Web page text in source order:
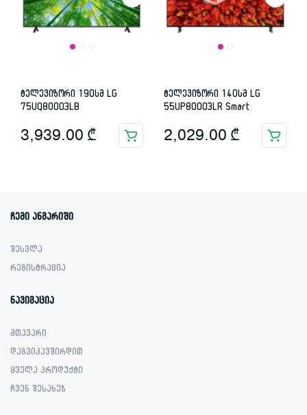
ტელევიზორი 190სმ LG
75UQ80003LB
3,939.00 ₾
ტელევიზორი 140სმ LG
55UP80003LR Smart
2,029.00 ₾
ჩემი ანგარიში
შესვლა
რეგისტრაცია
ნავიგაცია
მთავარი
დაგვიკავშირდით
ყველა პროდუქტი
ჩვენ შესახებ